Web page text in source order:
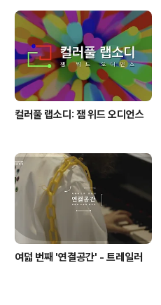
컬러풀 랩소디: 잼 위드 오디언스
여덟 번째 '연결공간' - 트레일러